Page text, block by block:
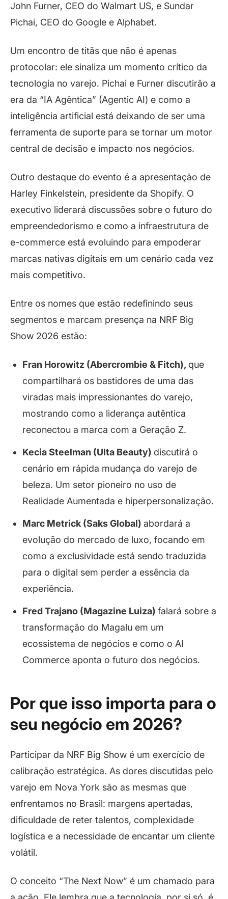
John Furner, CEO do Walmart US, e Sundar
Pichai, CEO do Google e Alphabet.
Um encontro de titãs que não é apenas
protocolar: ele sinaliza um momento crítico da
tecnologia no varejo. Pichai e Furner discutirão a
era da “IA Agêntica” (Agentic AI) e como a
inteligência artificial está deixando de ser uma
ferramenta de suporte para se tornar um motor
central de decisão e impacto nos negócios.
Outro destaque do evento é a apresentação de
Harley Finkelstein, presidente da Shopify. O
executivo liderará discussões sobre o futuro do
empreendedorismo e como a infraestrutura de
e-commerce está evoluindo para empoderar
marcas nativas digitais em um cenário cada vez
mais competitivo.
Entre os nomes que estão redefinindo seus
segmentos e marcam presença na NRF Big
Show 2026 estão:
Fran Horowitz (Abercrombie & Fitch), que
compartilhará os bastidores de uma das
viradas mais impressionantes do varejo,
mostrando como a liderança autêntica
reconectou a marca com a Geração Z.
Kecia Steelman (Ulta Beauty) discutirá o
cenário em rápida mudança do varejo de
beleza. Um setor pioneiro no uso de
Realidade Aumentada e hiperpersonalização.
Marc Metrick (Saks Global) abordará a
evolução do mercado de luxo, focando em
como a exclusividade está sendo traduzida
para o digital sem perder a essência da
experiência.
Fred Trajano (Magazine Luiza) falará sobre a
transformação do Magalu em um
ecossistema de negócios e como o AI
Commerce aponta o futuro dos negócios.
Por que isso importa para o
seu negócio em 2026?
Participar da NRF Big Show é um exercício de
calibração estratégica. As dores discutidas pelo
varejo em Nova York são as mesmas que
enfrentamos no Brasil: margens apertadas,
dificuldade de reter talentos, complexidade
logística e a necessidade de encantar um cliente
volátil.
O conceito “The Next Now” é um chamado para